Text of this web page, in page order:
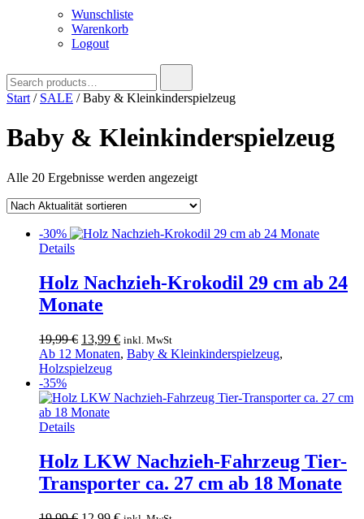
Wunschliste
Warenkorb
Logout
for:
Start / SALE / Baby & Kleinkinderspielzeug
Baby & Kleinkinderspielzeug
Alle 20 Ergebnisse werden angezeigtNach
sortiert
-30%
Details
Holz Nachzieh-Krokodil 29 cm ab 24
Monate
19,99€ Ursprünglicher
Preis
war:
13,99 €Aktueller
Preis
inkl. MwSt
Ab 12 Monaten, Baby & Kleinkinderspielzeug,
Holzspielzeug
-35%
Details
Holz LKW Nachzieh-Fahrzeug Tier-
Transporter ca. 27 cm ab 18 Monate